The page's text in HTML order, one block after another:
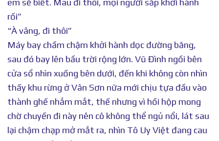
em sẽ biết. Mau đi thôi, mọi người sắp khởi hành
rồi”
“À vâng, đi thôi”
Máy bay chầm chậm khởi hành dọc đường băng,
sau đó bay lên bầu trời rộng lớn. Vũ Đình ngồi bên
cửa sổ nhìn xuống bên dưới, đến khi không còn nhìn
thấy khu rừng ở Vân Sơn nữa mới chịu tựa đầu vào
thành ghế nhắm mắt, thế nhưng vì hồi hộp mong
chờ chuyến đi này nên cô không thể ngủ nổi, lát sau
lại chậm chạp mở mắt ra, nhìn Tô Uy Việt đang cau